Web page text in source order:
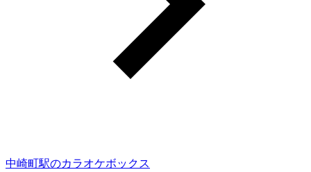
中崎町駅のカラオケボックス